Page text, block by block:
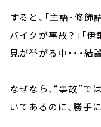
すると、「主語・修
バイクが事故？」「
見が挙がる中・・・結
なぜなら、“事故”で
いてあるのに、勝手